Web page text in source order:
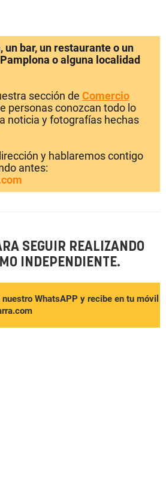
un bar, un restaurante o un
o alguna localidad
sección de Comercio
personas conozcan todo lo
noticia y fotografías hechas
y hablaremos contigo
antes:
SEGUIR REALIZANDO
INDEPENDIENTE.
WhatsAPP y recibe en tu móvil